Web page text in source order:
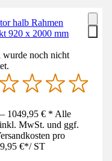
halb Rahmen
920 x 2000 mm
noch nicht
1049,95 € * Alle
MwSt. und ggf.
pro
€*/ ST